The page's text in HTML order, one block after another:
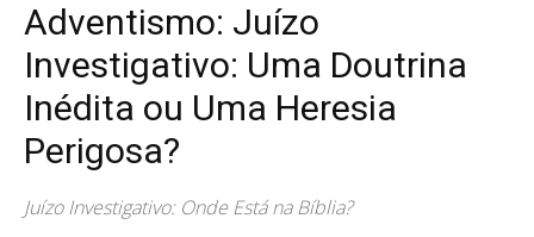
Adventismo: Juízo
Investigativo: Uma Doutrina
Inédita ou Uma Heresia
Perigosa?
Juízo Investigativo: Onde Está na Bíblia?